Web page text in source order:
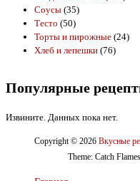
Соусы (35)
Тесто (50)
Торты и пирожные (24)
Хлеб и лепешки (76)
Популярные
Извините. Данных пока нет.
Copyright © 2026 Вкусные
Theme: Catch